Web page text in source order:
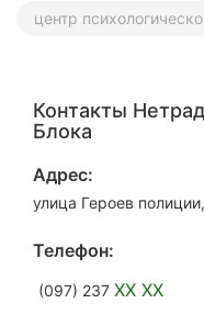
центр
Контакты
Блока
Адрес:
улица Героев
Телефон:
(097) 237 XX XX